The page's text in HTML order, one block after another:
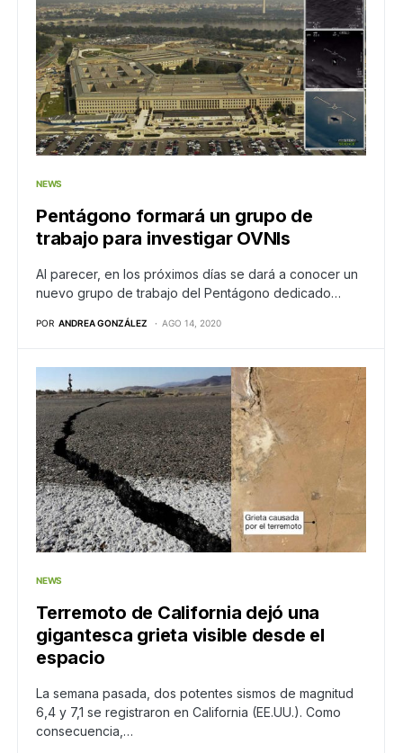
NEWS
Pentágono formará un grupo de
trabajo para investigar OVNIs
Al parecer, en los próximos días se dará a conocer un
nuevo grupo de trabajo del Pentágono dedicado…
POR ANDREA GONZÁLEZ AGO 14, 2020
NEWS
Terremoto de California dejó una
gigantesca grieta visible desde el
espacio
La semana pasada, dos potentes sismos de magnitud
6,4 y 7,1 se registraron en California (EE.UU.). Como
consecuencia,…